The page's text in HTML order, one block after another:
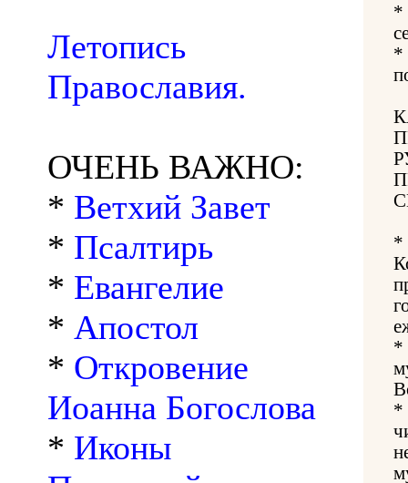
Летопись
Православия.
ОЧЕНЬ ВАЖНО:
* Ветхий Завет
* Псалтирь
* Евангелие
* Апостол
* Откровение
Иоанна Богослова
* Иконы
*
*
*
*
*